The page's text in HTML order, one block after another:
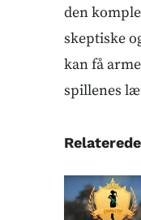
den
skeptiske
kan få
spillenes